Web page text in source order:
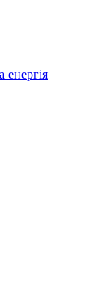
енергія